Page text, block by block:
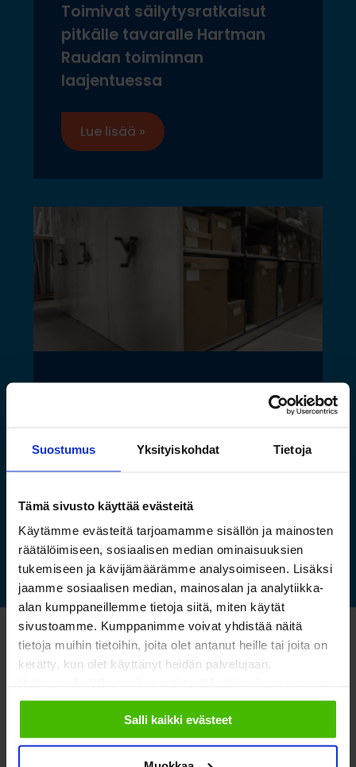
Suostumus Yksityiskohdat Tietoja
Tämä sivusto käyttää evästeitä
Käytämme evästeitä tarjoamamme sisällön ja mainosten
räätälöimiseen, sosiaalisen median ominaisuuksien
tukemiseen ja kävijämäärämme analysoimiseen. Lisäksi
jaamme sosiaalisen median, mainosalan ja analytiikka-
alan kumppaneillemme tietoja siitä, miten käytät
sivustoamme. Kumppanimme voivat yhdistää näitä
tietoja muihin tietoihin, joita olet antanut heille tai joita on
kerätty, kun olet käyttänyt heidän palvelujaan.
sallimiisi evästeisiin.
Salli kaikki evästeet
Toimivat säilytysratkaisut
pitkälle tavaralle Hartman
Raudan toiminnan
laajentuessa
Lue lisää »
sopivat ilmastoidut ja
kestävät säilytysratkaisut
Lue lisää »
Katso myös nämä